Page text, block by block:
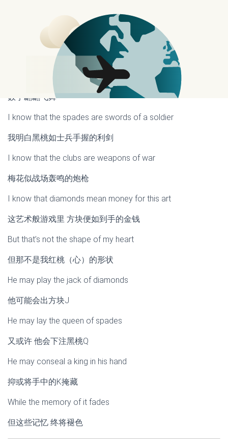
那神秘几何中的偶然
The hidden law of a probable outcome
还有那飘忽结局的背後的隐匿之弦
The numbers lead a dance
数字翩翩飞舞
I know that the spades are swords of a soldier
我明白黑桃如士兵手握的利剑
I know that the clubs are weapons of war
梅花似战场轰鸣的炮枪
I know that diamonds mean money for this art
这艺术般游戏里 方块便如到手的金钱
But that’s not the shape of my heart
但那不是我红桃（心）的形状
He may play the jack of diamonds
他可能会出方块J
He may lay the queen of spades
又或许 他会下注黑桃Q
He may conseal a king in his hand
抑或将手中的K掩藏
While the memory of it fades
但这些记忆 终将褪色